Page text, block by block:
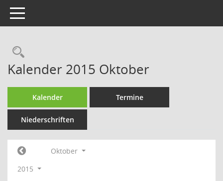
Toggle navigation
Rechercheauswahl
Kalender 2015 Oktober
Kalender Termine
Niederschriften
Oktober
2015